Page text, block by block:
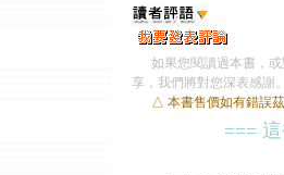
如果您閱讀過本書，或
享，我們將對您深表感謝。
△ 本書售價如有錯誤
===